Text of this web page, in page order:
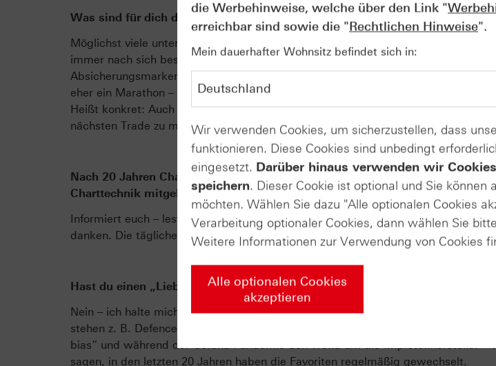
Was sind für dich die wichtigsten Grundpfeiler einer guten Chartanalyse?
Möglichst viele unterschiedliche Verfahren zusammenzufügen, denn der Techniker
immer nach sich bestätigenden Argumenten. Noch wichtiger: Anlegern klare
Absicherungsmarken mitzugeben. Schließlich ist Geldanlage/ Trading kein Sprint,
eher ein Marathon – wer gewinnen will, muss auch bei km 40 noch auf der
Heißt konkret: Auch nach einer Durststrecke müssen Anleger noch in der Lage
nächsten Trade zu machen.
Nach 20 Jahren Chartanalyse, welchen Tipp würdest du Neulingen in der
Charttechnik mitgeben?
Informiert euch – lest alles, was ihr in die Finger bekommt. Eure Lernkurve wird
danken. Die tägliche Lektüre des „Daily Trading“ ist dabei ein Anfang.
Hast du einen „Lieblingswert“?
Nein – ich halte mich da streng an Peter Lynch: „Verliebe dich nie in eine Aktie.“
stehen z. B. Defence-Titel und die Technologietitel im Fokus, früher gab es den
bias“ und während der Corona-Pandemie den Trend um die Impfstoffhersteller –
sagen, in den letzten 20 Jahren haben die Favoriten regelmäßig gewechselt.
die Werbehinweise, welche über den Link "
erreichbar sind sowie die "Rechtlichen Hinweise".
Mein dauerhafter Wohnsitz befindet sich in:
Wir verwenden Cookies, um sicherzustellen, dass
funktionieren. Diese Cookies sind unbedingt
eingesetzt. Darüber hinaus verwenden wir
speichern. Dieser Cookie ist optional und Sie können
möchten. Wählen Sie dazu "Alle optionalen Cookies
Verarbeitung optionaler Cookies, dann wählen Sie
Weitere Informationen zur Verwendung von Cookies
Alle optionalen Cookies
akzeptieren